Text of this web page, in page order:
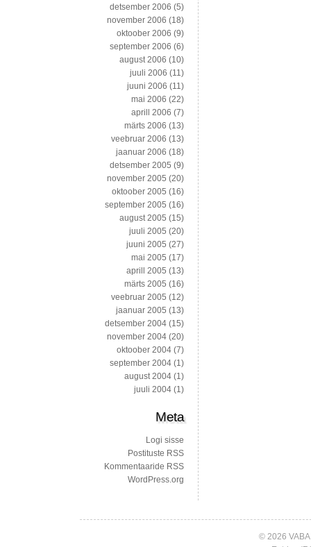
detsember 2006 (5)
november 2006 (18)
oktoober 2006 (9)
september 2006 (6)
august 2006 (10)
juuli 2006 (11)
juuni 2006 (11)
mai 2006 (22)
aprill 2006 (7)
märts 2006 (13)
veebruar 2006 (13)
jaanuar 2006 (18)
detsember 2005 (9)
november 2005 (20)
oktoober 2005 (16)
september 2005 (16)
august 2005 (15)
juuli 2005 (20)
juuni 2005 (27)
mai 2005 (17)
aprill 2005 (13)
märts 2005 (16)
veebruar 2005 (12)
jaanuar 2005 (13)
detsember 2004 (15)
november 2004 (20)
oktoober 2004 (7)
september 2004 (1)
august 2004 (1)
juuli 2004 (1)
Meta
Logi sisse
Postituste RSS
Kommentaaride RSS
WordPress.org
© 2026